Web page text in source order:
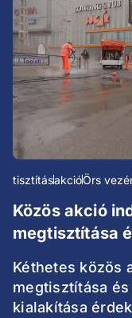
tisztításakcióÖrs
Közös akció
megtisztítása
Kéthetes közös
megtisztítása
kialakítása